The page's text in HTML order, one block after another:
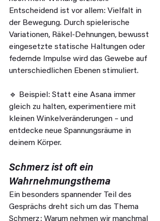
Entscheidend ist vor allem: Vielfalt in
der Bewegung. Durch spielerische
Variationen, Räkel-Dehnungen, bewusst
eingesetzte statische Haltungen oder
federnde Impulse wird das Gewebe auf
unterschiedlichen Ebenen stimuliert.
🔹 Beispiel: Statt eine Asana immer
gleich zu halten, experimentiere mit
kleinen Winkelveränderungen – und
entdecke neue Spannungsräume in
deinem Körper.
Schmerz ist oft ein
Wahrnehmungsthema
Ein besonders spannender Teil des
Gesprächs dreht sich um das Thema
Schmerz: Warum nehmen wir manchmal